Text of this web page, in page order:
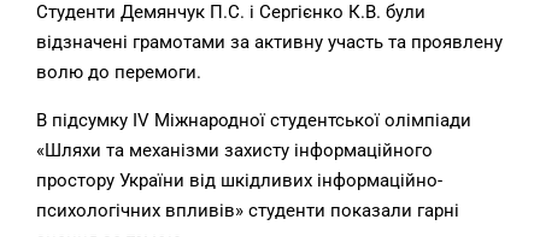
Студенти Демянчук П.С. і Сергієнко К.В. були
відзначені грамотами за активну участь та проявлену
волю до перемоги.
В підсумку IV Міжнародної студентської олімпіади
«Шляхи та механізми захисту інформаційного
простору України від шкідливих інформаційно-
психологічних впливів» студенти показали гарні